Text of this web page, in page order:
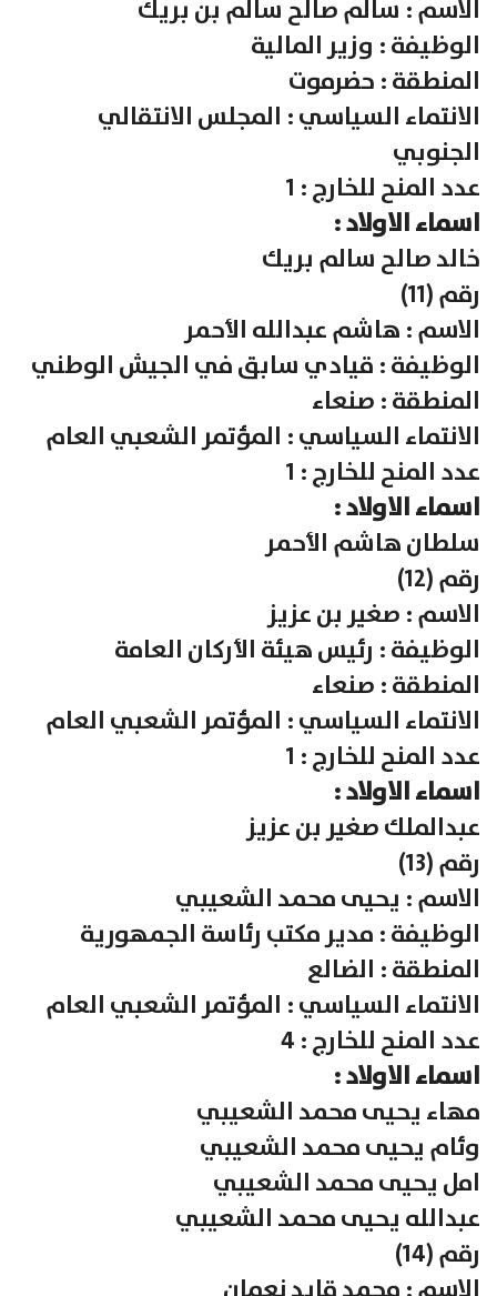
الاسم : سالم صالح سالم بن بريك
الوظيفة : وزير المالية
المنطقة : حضرموت
الانتماء السياسي : المجلس الانتقالي
الجنوبي
عدد المنح للخارج : 1
اسماء الاولاد :
خالد صالح سالم بريك
رقم (11)
الاسم : هاشم عبدالله الأحمر
الوظيفة : قيادي سابق في الجيش الوطني
المنطقة : صنعاء
الانتماء السياسي : المؤتمر الشعبي العام
عدد المنح للخارج : 1
اسماء الاولاد :
سلطان هاشم الأحمر
رقم (12)
الاسم : صغير بن عزيز
الوظيفة : رئيس هيئة الأركان العامة
المنطقة : صنعاء
الانتماء السياسي : المؤتمر الشعبي العام
عدد المنح للخارج : 1
اسماء الاولاد :
عبدالملك صغير بن عزيز
رقم (13)
الاسم : يحيى محمد الشعيبي
الوظيفة : مدير مكتب رئاسة الجمهورية
المنطقة : الضالع
الانتماء السياسي : المؤتمر الشعبي العام
عدد المنح للخارج : 4
اسماء الاولاد :
مهاء يحيى محمد الشعيبي
وئام يحيى محمد الشعيبي
امل يحيى محمد الشعيبي
عبدالله يحيى محمد الشعيبي
رقم (14)